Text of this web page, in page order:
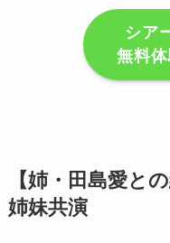
シア
無料
【姉・田島愛と
姉妹共演